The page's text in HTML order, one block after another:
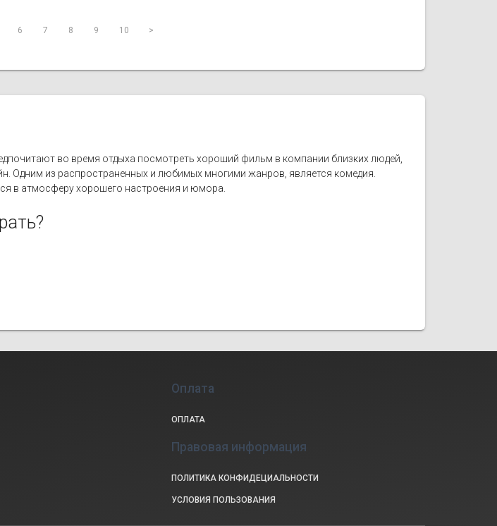
6 7 8 9 10 >
во время отдыха посмотреть хороший фильм в компании близких людей,
Одним из распространенных и любимых многими жанров, является комедия.
в атмосферу хорошего настроения и юмора.
Оплата
ОПЛАТА
Правовая информация
ПОЛИТИКА КОНФИДЕЦИАЛЬНОСТИ
УСЛОВИЯ ПОЛЬЗОВАНИЯ